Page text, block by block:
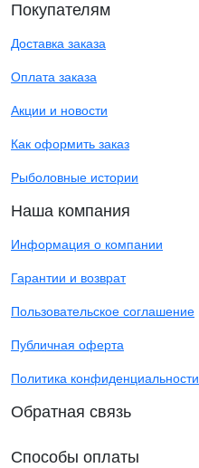
Покупателям
Доставка заказа
Оплата заказа
Акции и новости
Как оформить заказ
Рыболовные истории
Наша компания
Информация о компании
Гарантии и возврат
Пользовательское соглашение
Публичная оферта
Политика конфиденциальности
Обратная связь
Способы оплаты